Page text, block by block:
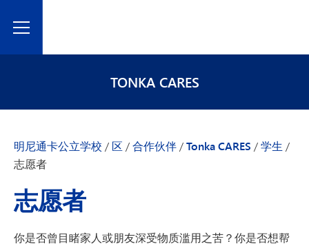
Toggle Menu
TONKA CARES
明尼通卡公立学校 / 区/合作伙伴/Tonka CARES /学生/
志愿者
志愿者
你是否曾目睹家人或朋友深受物质滥用之苦？你是否想帮